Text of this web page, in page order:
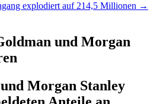
explodiert auf 214,5 Millionen →
und Morgan
Morgan Stanley